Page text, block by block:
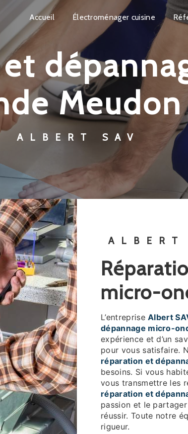
Accueil Électroménager cuisine
Meudon
ALBERT SAV
réparation et dépannage
micro-
L’entrepriseAlbert
dépannage micro-
expérience et d’un
pour vous satisfaire.
réparation et
besoins. Si vous
vous transmettre les
réparation et
passion et le
réussir. Toute notre
rigueur.